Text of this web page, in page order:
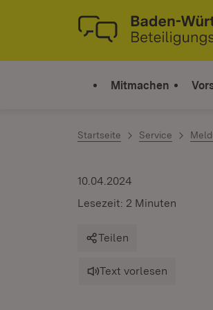
Zum Inhalt springen
Link zur Startseite
Mitmachen
Startseite Service
10.04.2024
Lesezeit: 2 Minuten
Teilen
Text vorlesen